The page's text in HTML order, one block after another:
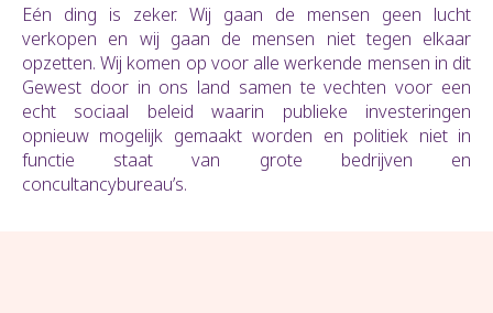
Eén ding is zeker. Wij gaan de mensen geen lucht
verkopen en wij gaan de mensen niet tegen elkaar
opzetten. Wij komen op voor alle werkende mensen in dit
Gewest door in ons land samen te vechten voor een
echt sociaal beleid waarin publieke investeringen
opnieuw mogelijk gemaakt worden en politiek niet in
functie staat van grote bedrijven en
concultancybureau’s.